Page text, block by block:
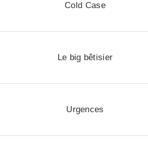
Cold Case
Le big bêtisier
Urgences